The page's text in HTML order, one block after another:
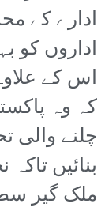
ادارے کے
اداروں کو
اس کے
کہ وہ
چلنے والی
بنائیں
ملک گیر